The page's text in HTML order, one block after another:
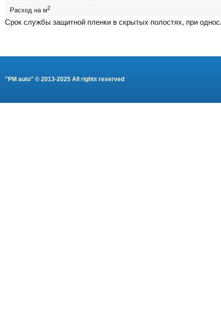
Расход на м2
Срок службы защитной пленки в скрытых полостях, при
"PM auto" © 2013-2025 All rights reserved